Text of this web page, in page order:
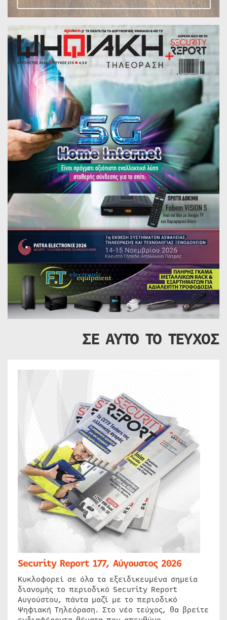
ΣΕ ΑΥΤΟ ΤΟ ΤΕΥΧΟΣ
Security Report 177, Αύγουστος 2026
Κυκλοφορεί σε όλα τα εξειδικευμένα σημεία
διανομής το περιοδικό Security Report
Αυγούστου, πάντα μαζί με το περιοδικό
Ψηφιακή Τηλεόραση. Στο νέο τεύχος, θα βρείτε